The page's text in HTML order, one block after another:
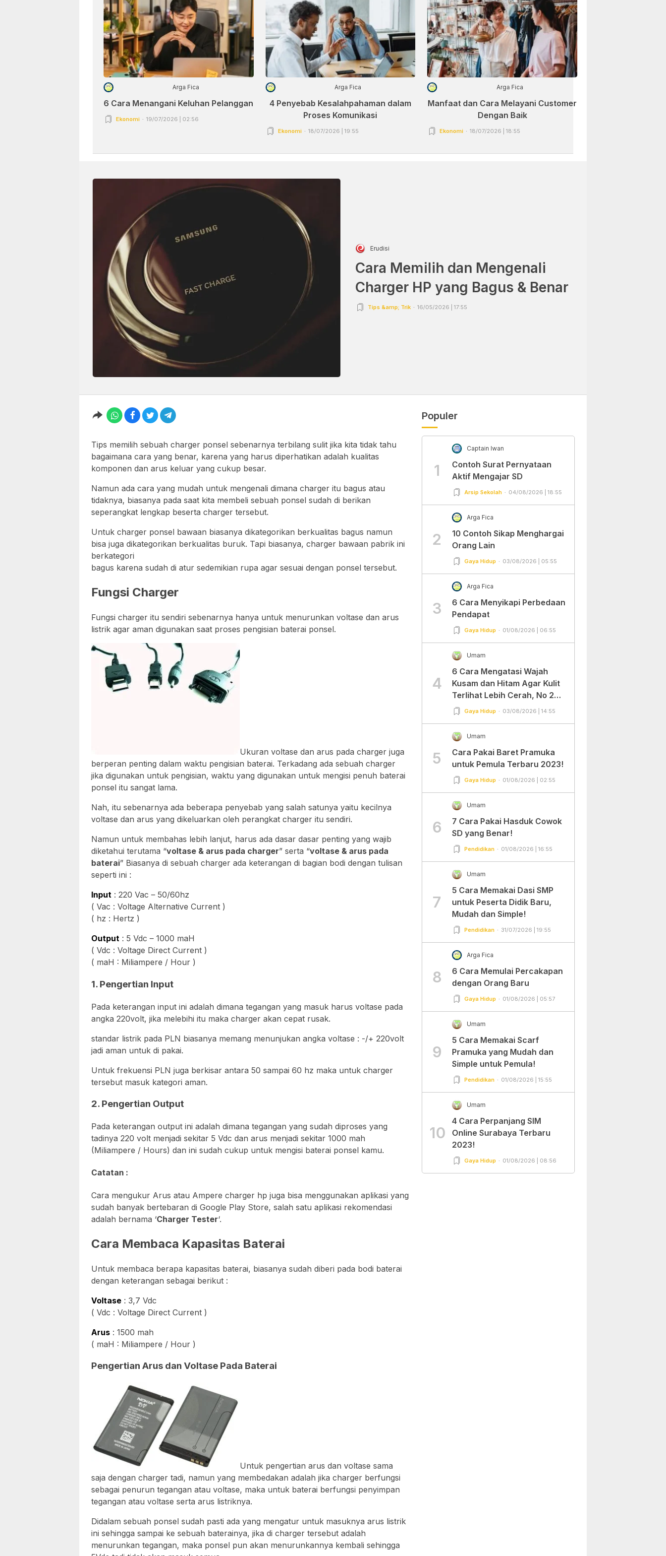
Arga Fica
6 Cara Menangani Keluhan Pelanggan
Ekonomi 19/07/2026 | 02:56
Arga Fica
4 Penyebab Kesalahpahaman dalam
Proses Komunikasi
Ekonomi 18/07/2026 | 19:55
Arga Fica
Manfaat dan Cara Melayani Customer
Dengan Baik
Ekonomi 18/07/2026 | 18:55
Erudisi
Cara Memilih dan Mengenali
Charger HP yang Bagus & Benar
Tips &amp; Trik 16/05/2026 | 17:55
Tips memilih sebuah charger ponsel sebenarnya terbilang sulit jika kita tidak tahu
bagaimana cara yang benar, karena yang harus diperhatikan adalah kualitas
komponen dan arus keluar yang cukup besar.
Namun ada cara yang mudah untuk mengenali dimana charger itu bagus atau
tidaknya, biasanya pada saat kita membeli sebuah ponsel sudah di berikan
seperangkat lengkap beserta charger tersebut.
Untuk charger ponsel bawaan biasanya dikategorikan berkualitas bagus namun
bisa juga dikategorikan berkualitas buruk. Tapi biasanya, charger bawaan pabrik ini
berkategori
bagus karena sudah di atur sedemikian rupa agar sesuai dengan ponsel tersebut.
Fungsi Charger
Fungsi charger itu sendiri sebenarnya hanya untuk menurunkan voltase dan arus
listrik agar aman digunakan saat proses pengisian baterai ponsel.
Ukuran voltase dan arus pada charger juga
berperan penting dalam waktu pengisian baterai. Terkadang ada sebuah charger
jika digunakan untuk pengisian, waktu yang digunakan untuk mengisi penuh baterai
ponsel itu sangat lama.
Nah, itu sebenarnya ada beberapa penyebab yang salah satunya yaitu kecilnya
voltase dan arus yang dikeluarkan oleh perangkat charger itu sendiri.
Namun untuk membahas lebih lanjut, harus ada dasar dasar penting yang wajib
diketahui terutama “voltase & arus pada charger” serta “voltase & arus pada
baterai” Biasanya di sebuah charger ada keterangan di bagian bodi dengan tulisan
seperti ini :
Input : 220 Vac – 50/60hz
( Vac : Voltage Alternative Current )
( hz : Hertz )
Output : 5 Vdc – 1000 maH
( Vdc : Voltage Direct Current )
( maH : Miliampere / Hour )
1. Pengertian Input
Pada keterangan input ini adalah dimana tegangan yang masuk harus voltase pada
angka 220volt, jika melebihi itu maka charger akan cepat rusak.
standar listrik pada PLN biasanya memang menunjukan angka voltase : -/+ 220volt
jadi aman untuk di pakai.
Untuk frekuensi PLN juga berkisar antara 50 sampai 60 hz maka untuk charger
tersebut masuk kategori aman.
2. Pengertian Output
Pada keterangan output ini adalah dimana tegangan yang sudah diproses yang
tadinya 220 volt menjadi sekitar 5 Vdc dan arus menjadi sekitar 1000 mah
(Miliampere / Hours) dan ini sudah cukup untuk mengisi baterai ponsel kamu.
Catatan :
Cara mengukur Arus atau Ampere charger hp juga bisa menggunakan aplikasi yang
sudah banyak bertebaran di Google Play Store, salah satu aplikasi rekomendasi
adalah bernama ‘Charger Tester‘.
Cara Membaca Kapasitas Baterai
Untuk membaca berapa kapasitas baterai, biasanya sudah diberi pada bodi baterai
dengan keterangan sebagai berikut :
Voltase : 3,7 Vdc
( Vdc : Voltage Direct Current )
Arus : 1500 mah
( maH : Miliampere / Hour )
Pengertian Arus dan Voltase Pada Baterai
Untuk pengertian arus dan voltase sama
saja dengan charger tadi, namun yang membedakan adalah jika charger berfungsi
sebagai penurun tegangan atau voltase, maka untuk baterai berfungsi penyimpan
tegangan atau voltase serta arus listriknya.
Didalam sebuah ponsel sudah pasti ada yang mengatur untuk masuknya arus listrik
ini sehingga sampai ke sebuah baterainya, jika di charger tersebut adalah
menurunkan tegangan, maka ponsel pun akan menurunkannya kembali sehingga
Populer
1
Captain Iwan
Contoh Surat Pernyataan
Aktif Mengajar SD
Arsip Sekolah 04/08/2026 | 18:55
2
Arga Fica
10 Contoh Sikap Menghargai
Orang Lain
Gaya Hidup 03/08/2026 | 05:55
3
Arga Fica
6 Cara Menyikapi Perbedaan
Pendapat
Gaya Hidup 01/08/2026 | 06:55
4
Umam
6 Cara Mengatasi Wajah
Kusam dan Hitam Agar Kulit
Terlihat Lebih Cerah, No 2
Gampang Banget dan Mudah
Gaya Hidup 03/08/2026 | 14:55
5
Umam
Cara Pakai Baret Pramuka
untuk Pemula Terbaru 2023!
Gaya Hidup 01/08/2026 | 02:55
6
Umam
7 Cara Pakai Hasduk Cowok
SD yang Benar!
Pendidikan 01/08/2026 | 16:55
7
Umam
5 Cara Memakai Dasi SMP
untuk Peserta Didik Baru,
Mudah dan Simple!
Pendidikan 31/07/2026 | 19:55
8
Arga Fica
6 Cara Memulai Percakapan
dengan Orang Baru
Gaya Hidup 01/08/2026 | 05:57
9
Umam
5 Cara Memakai Scarf
Pramuka yang Mudah dan
Simple untuk Pemula!
Pendidikan 01/08/2026 | 15:55
10
Umam
4 Cara Perpanjang SIM
Online Surabaya Terbaru
2023!
Gaya Hidup 01/08/2026 | 08:56